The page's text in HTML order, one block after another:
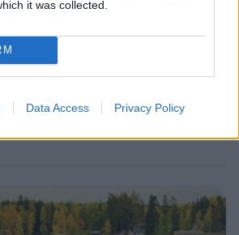
it was collected.
Data Access Privacy Policy
ei kuulu kaikille –
tärkeästä